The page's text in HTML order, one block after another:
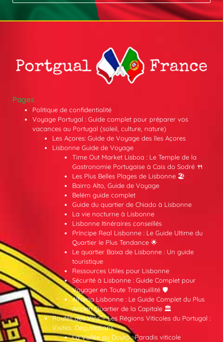
Pages
Politique de confidentialité
Voyage Portugal : Guide complet pour préparer vos
vacances au Portugal (soleil, culture, nature)
Les Açores: Guide de Voyage des îles Açores
Lisbonne Guide de Voyage
Time Out Market Lisboa : Le Temple de la
Gastronomie Portugaise à Cais do Sodré 🍴
Les Plus Belles Plages de Lisbonne 🏖️
Bairro Alto, Guide de Voyage
Belém guide complet
Guide du quartier de Chiado à Lisbonne
La vie nocturne à Lisbonne
Lisbonne Itinéraires conseillés
Príncipe Real Lisbonne : Le Guide Ultime du
Quartier le Plus Tendance 🌟
Le quartier Baixa de Lisbonne : Un guide
touristique
Ressources Utiles pour Lisbonne
Sécurité à Lisbonne : Guide Complet pour
Voyager en Toute Tranquillité 🛡️
Alfama Lisbonne : Le Guide Complet du Plus
Ancien Quartier de la Capitale 🏛️
Routes des Vins – Les Régions Viticoles du Portugal :
Visites, Dégustations
La Vallée du Douro : Paradis viticole